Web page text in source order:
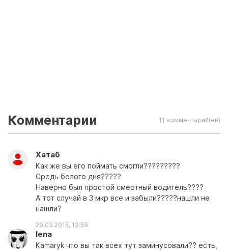
Комментарии 11 комментарий(ев)
Хатаб
Как же вы его поймать смогли?????????
Средь белого дня?????
Наверно был простой смертный водитель????
А тот случай в 3 мкр все и забыли?????нашли не
нашли?
29.03.2015, 13:59
lena
Кamaryk что вы так всех тут заминусовали?? есть,